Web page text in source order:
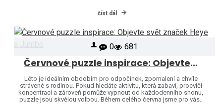
číst dál
0 681
Červnové puzzle inspirace: Objevte svět značek Heye a Jumbo
Léto je ideálním obdobím pro odpočinek, zpomalení a chvíle
strávené s rodinou. Pokud hledáte aktivitu, která zabaví, procvičí
koncentraci a zároveň pomůže vypnout od každodenního shonu,
puzzle jsou skvělou volbou. Během celého června jsme pro vás..